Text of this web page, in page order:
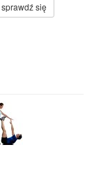
sprawdź się